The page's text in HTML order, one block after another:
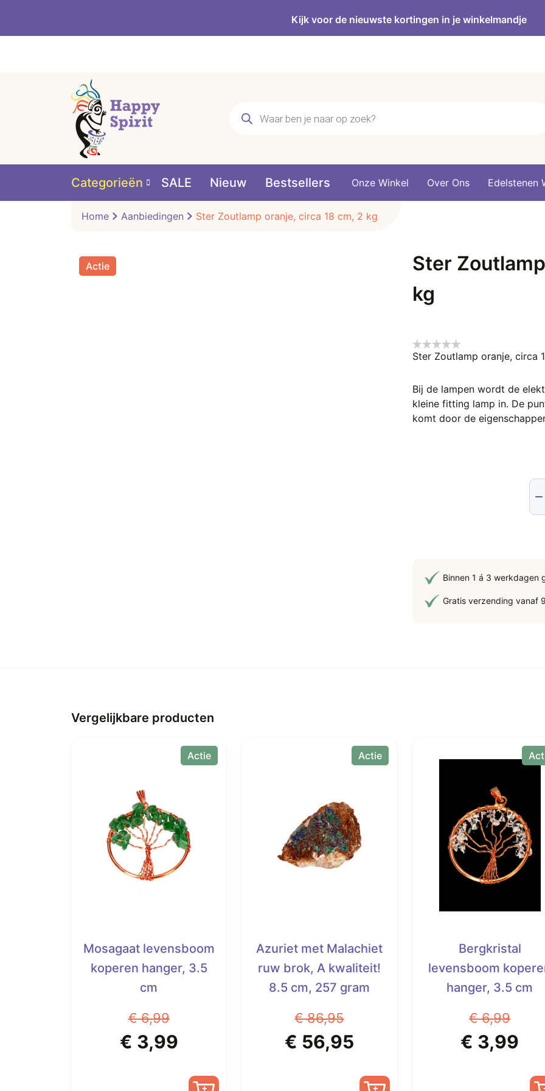
Kijk voor de nieuwste kortingen in je winkelmandje
zoeken
Categorieën SALE Nieuw Bestsellers Onze Winkel Over Ons Edelstenen
Home Aanbiedingen Ster Zoutlamp oranje, circa 18 cm, 2 kg
Actie
Ster
kg
Ster Zoutlamp oranje, circa
Bij de lampen wordt de
kleine fitting lamp in. De
komt door de
2
Binnen 1 á 3 werkdagen
Gratis verzending vanaf
Vergelijkbare producten
Actie
Mosagaat levensboom
koperen hanger, 3.5
cm
€6,99
Oorspronkelijke
€ 3,99Huidige
Actie
Azuriet met Malachiet
ruw brok, A kwaliteit!
8.5 cm, 257 gram
€86,95
Oorspronkelijke
€ 56,95Huidige
Bergkristal
levensboom
hanger, 3.5 cm
€6,99
€ 3,99